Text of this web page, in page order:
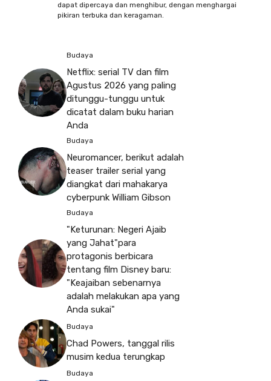
dapat dipercaya dan menghibur, dengan menghargai
pikiran terbuka dan keragaman.
Budaya
Netflix: serial TV dan film
Agustus 2026 yang paling
ditunggu-tunggu untuk
dicatat dalam buku harian
Anda
Budaya
Neuromancer, berikut adalah
teaser trailer serial yang
diangkat dari mahakarya
cyberpunk William Gibson
Budaya
"Keturunan: Negeri Ajaib
yang Jahat"para
protagonis berbicara
tentang film Disney baru:
"Keajaiban sebenarnya
adalah melakukan apa yang
Anda sukai"
Budaya
Chad Powers, tanggal rilis
musim kedua terungkap
Budaya